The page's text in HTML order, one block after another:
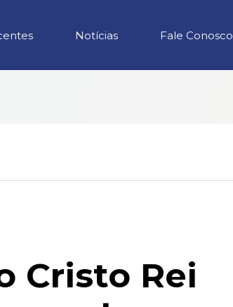
Notícias Fale Conosco
Cristo Rei